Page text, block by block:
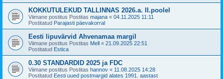
KOKKUTULEKUD TALLINNAS 2026.a. II.poolel
Viimane postitus Postitas majana « 04.11.2025 11:11
Postitatud Parajasti päevakorral
Eesti lipuvärvid Ahvenamaa margil
Viimane postitus Postitas Mell « 21.09.2025 22:51
Postitatud Estica
0.30 STANDARDID 2025 ja FDC
Viimane postitus Postitas hannov « 11.08.2025 14:28
Postitatud Eesti uued postmargid alates 1991. aastast